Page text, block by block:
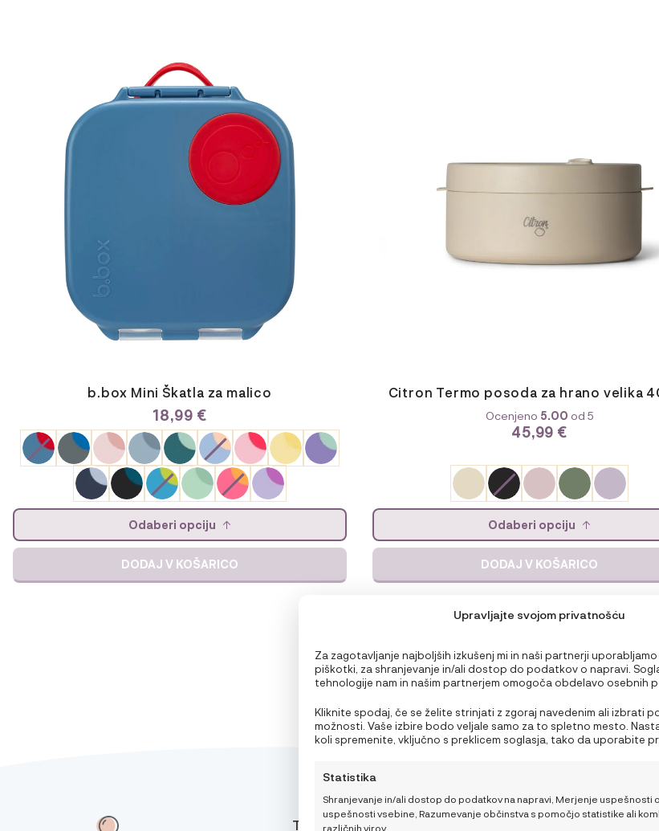
Upravljajte svojom privatnošću
Za zagotavljanje najboljših izkušenj mi in naši partnerji
piškotki, za shranjevanje in/ali dostop do podatkov o napravi.
tehnologije nam in našim partnerjem omogoča obdelavo osebnih
preklic privolitve lahko negativno vpliva na nekatere funkcije in
Kliknite spodaj, če se želite strinjati z zgoraj navedenim ali izbrati
možnosti. Vaše izbire bodo veljale samo za to spletno mesto.
koli spremenite, vključno s preklicem soglasja, tako da uporabite
Statistika
Shranjevanje in/ali dostop do podatkov na napravi, Merjenje uspešnosti
uspešnosti vsebine, Razumevanje občinstva s pomočjo statistike ali
različnih virov.
b.box Mini Škatla za malico
18,99 €
Odaberi opciju
DODAJ V KOŠARICO
Citron Termo posoda za hrano velika
Ocenjeno 5.00 od 5
45,99 €
Odaberi opciju
DODAJ V KOŠARICO
TIPS